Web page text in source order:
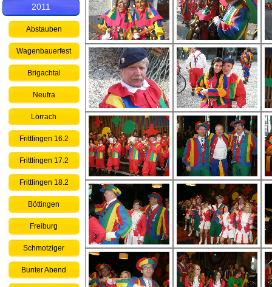
2011
Abstauben
Wagenbauerfest
Brigachtal
Neufra
Lörrach
Frittlingen 16.2
Frittlingen 17.2
Frittlingen 18.2
Böttingen
Freiburg
Schmotziger
Bunter Abend